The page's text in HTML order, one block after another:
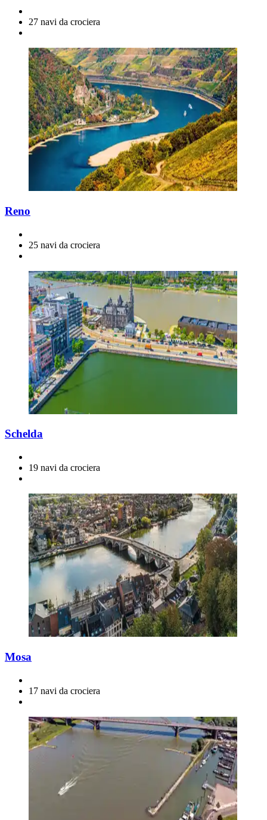
27 navi da crociera
Reno
25 navi da crociera
Schelda
19 navi da crociera
Mosa
17 navi da crociera